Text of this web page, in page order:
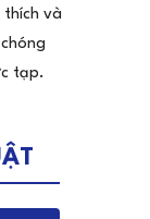
thích và
tạp.